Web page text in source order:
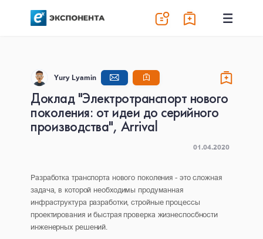
Yury Lyamin
Доклад "Электротранспорт нового
поколения: от идеи до серийного
производства", Arrival
01.04.2020
Разработка транспорта нового поколения - это сложная
задача, в которой необходимы продуманная
инфраструктура разработки, стройные процессы
проектирования и быстрая проверка жизнеспосбности
инженерных решений.